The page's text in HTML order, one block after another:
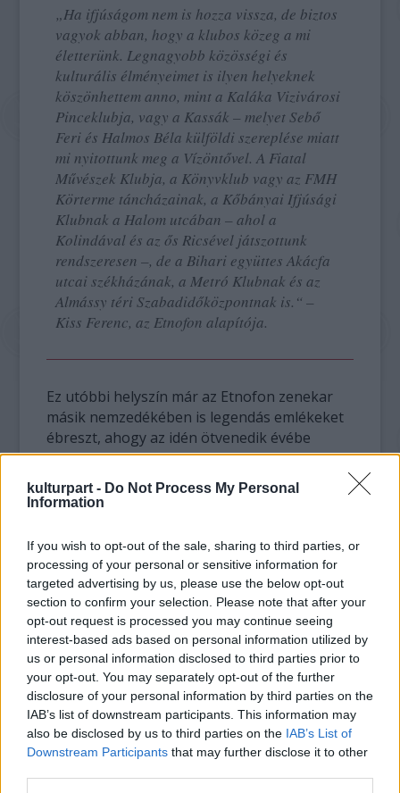
kulturpart - Do Not Process My Personal
Information
If you wish to opt-out of the sale, sharing to third parties, or
processing of your personal or sensitive information for
targeted advertising by us, please use the below opt-out
section to confirm your selection. Please note that after your
opt-out request is processed you may continue seeing
interest-based ads based on personal information utilized by
us or personal information disclosed to third parties prior to
your opt-out. You may separately opt-out of the further
disclosure of your personal information by third parties on the
IAB’s list of downstream participants. This information may
also be disclosed by us to third parties on the IAB’s List of
Downstream Participants that may further disclose it to other
„Ha ifjúságom nem is hozza vissza, de biztos
vagyok abban, hogy a klubos közeg a mi
életterünk. Legnagyobb közösségi és
kulturális élményeimet is ilyen helyeknek
köszönhettem anno, mint a Kaláka Vizivárosi
Pinceklubja, vagy a Kassák – melyet Sebő
Feri és Halmos Béla külföldi szereplése miatt
mi nyitottunk meg a Vízöntővel. A Fiatal
Művészek Klubja, a Könyvklub vagy az FMH
Körterme táncházainak, a Kőbányai Ifjúsági
Klubnak a Halom utcában – ahol a
Kolindával és az ős Ricsével játszottunk
rendszeresen –, de a Bihari együttes Akácfa
utcai székházának, a Metró Klubnak és az
Almássy téri Szabadidőközpontnak is.“ –
Kiss Ferenc, az Etnofon alapítója.
Ez utóbbi helyszín már az Etnofon zenekar
másik nemzedékében is legendás emlékeket
ébreszt, ahogy az idén ötvenedik évébe
lépett Novák Péter fogalmaz: „minket a
kultúrházak neveltek fel! Egyéb lehetőségek
híján összművészet volt ez a javából; film,
árnyékában lélegezhettünk szabadon,
vehettünk nagy levegőt a mindennapokhoz“.
A jelenlegi felállásában tavaly debütált, és
karantén-koncertjével váratlan sikert aratott
Etnofon tehát autentikus klubot ígér, valódi
élményekkel! Koncertjeiken felvonultatják
vendégként a hazai világzene stílusteremtőit,
de társművészeti pillanatokban, gegben sem
lesz hiány. „Semmi kétség nem fér hozzá: ma
is ennek van leginkább értelme“, üzeni Kiss